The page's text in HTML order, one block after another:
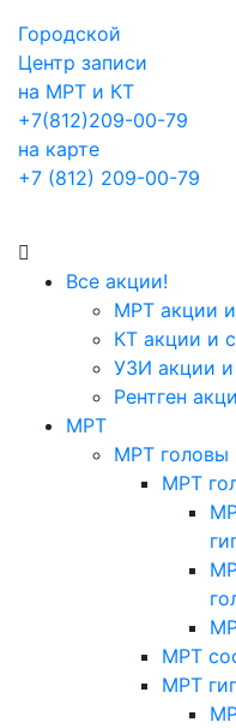
Городской
Центр записи
на МРТ и КТ
+7(812)209-00-79
на карте
+7 (812) 209-00-79
Все акции!
МРТ акции
КТ акции и
УЗИ акции
Рентген
МРТ
МРТ головы
МРТ
МРТ
МРТ